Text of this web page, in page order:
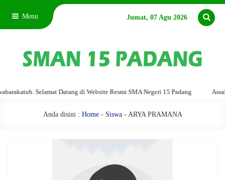
Menu Jumat, 07 Agu 2026
Selamat Datang di Website Resmi SMA Negeri 15 Padang
Anda disini : Home- Siswa- ARYA PRAMANA